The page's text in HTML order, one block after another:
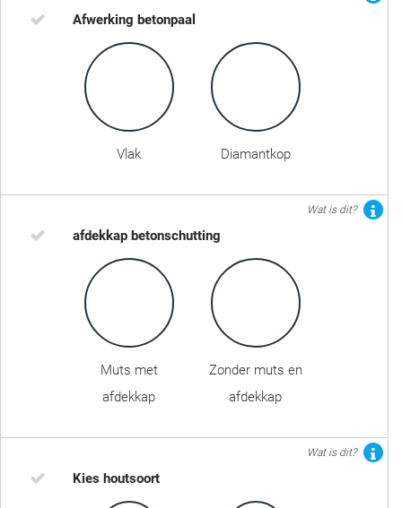
Afwerking betonpaal
Vlak Diamantkop
Wat is dit?
afdekkap betonschutting
Muts met
afdekkap
Zonder muts en
afdekkap
Wat is dit?
Kies houtsoort